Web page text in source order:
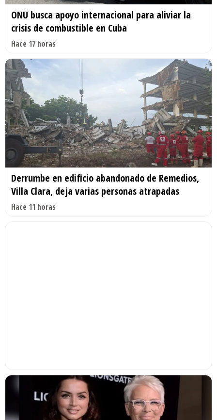
ONU busca apoyo internacional para aliviar la
crisis de combustible en Cuba
Hace 17 horas
Derrumbe en edificio abandonado de Remedios,
Villa Clara, deja varias personas atrapadas
Hace 11 horas